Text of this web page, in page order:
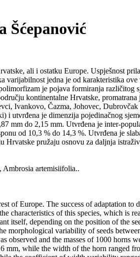
Šćepanović
ali i ostatku Europe. Uspješnost
jedna je od karakteristika
je pojava formiranja različitog
kontinentalne Hrvatske,
Ivankovo, Čazma, Johovec,
i utvrđena je dimenzija pojedinačnog
mm do 2,15 mm. Utvrđena je inter-
od 10,3 % do 14,3 %. Utvrđena je
pružaju osnovu za daljnja
Ambrosia artemisiifolia..
of Europe. The success of adaptation
of this species, which is
itself, depending on the position of the
morphological variability of seeds
and the masses of 1000 horns
while the width of the horn ranged